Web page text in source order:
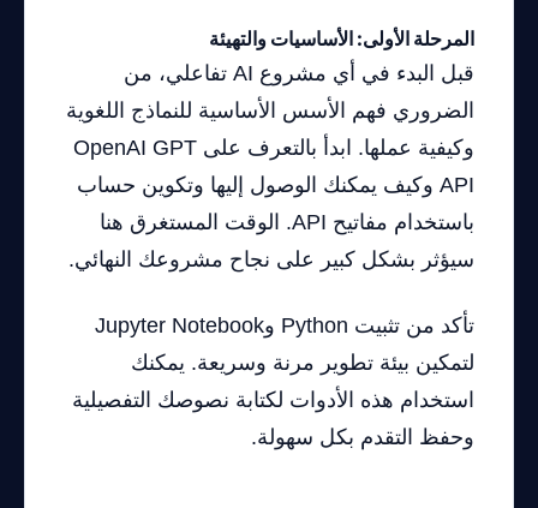
المرحلة الأولى: الأساسيات والتهيئة
قبل البدء في أي مشروع AI تفاعلي، من
الضروري فهم الأسس الأساسية للنماذج اللغوية
وكيفية عملها. ابدأ بالتعرف على OpenAI GPT
API وكيف يمكنك الوصول إليها وتكوين حساب
باستخدام مفاتيح API. الوقت المستغرق هنا
سيؤثر بشكل كبير على نجاح مشروعك النهائي.
تأكد من تثبيت Python وJupyter Notebook
لتمكين بيئة تطوير مرنة وسريعة. يمكنك
استخدام هذه الأدوات لكتابة نصوصك التفصيلية
وحفظ التقدم بكل سهولة.